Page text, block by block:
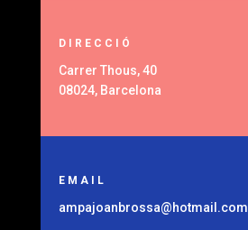
DIRECCIÓ
Carrer Thous, 40
08024, Barcelona
EMAIL
ampajoanbrossa@hotmail.com